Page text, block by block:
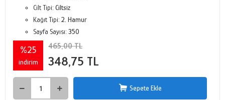
Cilt Tipi: Ciltsiz
Kağıt Tipi: 2. Hamur
Sayfa Sayısı: 350
%25
indirim
465,00 TL
348,75 TL
Sepete Ekle